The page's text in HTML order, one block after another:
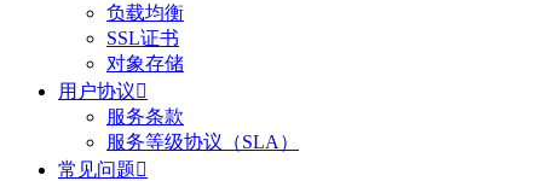
负载均衡
SSL证书
对象存储
用户协议
服务条款
服务等级协议（SLA）
常见问题